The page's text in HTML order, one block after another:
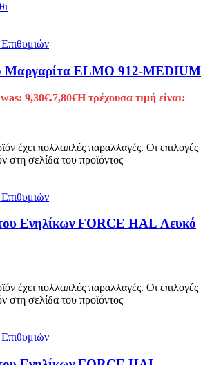
Μαργαρίτα ELMO 912-MEDIUM
9,30€.7,80€Η τρέχουσα τιμή είναι:
έχει πολλαπλές παραλλαγές. Οι επιλογές
στη σελίδα του προϊόντος
Ενηλίκων FORCE HAL Λευκό
έχει πολλαπλές παραλλαγές. Οι επιλογές
στη σελίδα του προϊόντος